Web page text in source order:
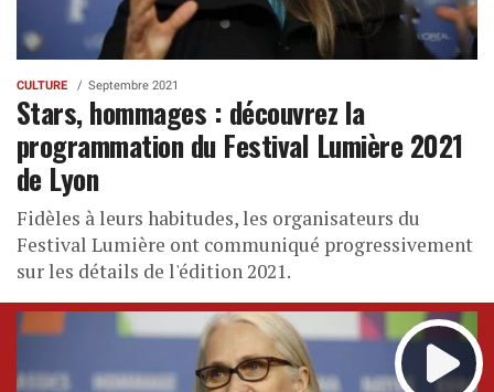
CULTURE Septembre 2021
Stars, hommages : découvrez la
programmation du Festival Lumière 2021
de Lyon
Fidèles à leurs habitudes, les organisateurs du
Festival Lumière ont communiqué progressivement
sur les détails de l'édition 2021.